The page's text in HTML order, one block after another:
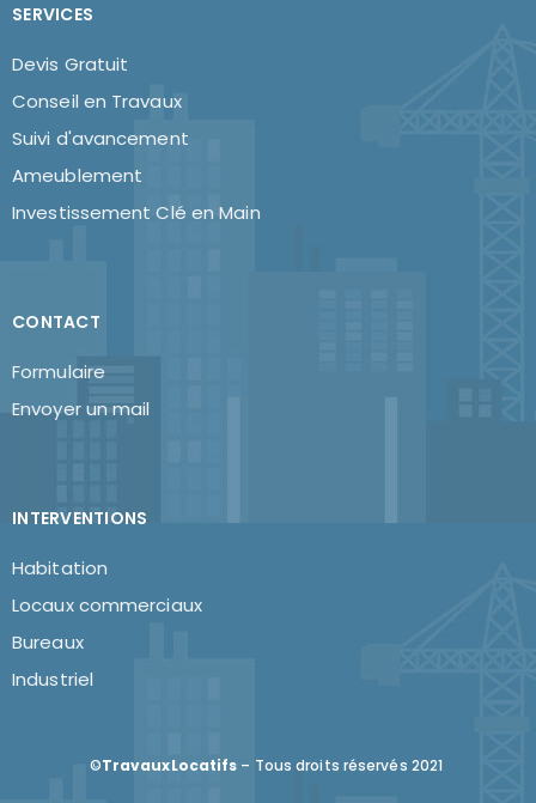
SERVICES
Devis Gratuit
Conseil en Travaux
Suivi d'avancement
Ameublement
Investissement Clé en Main
CONTACT
Formulaire
Envoyer un mail
INTERVENTIONS
Habitation
Locaux commerciaux
Bureaux
Industriel
©TravauxLocatifs – Tous droits réservés 2021